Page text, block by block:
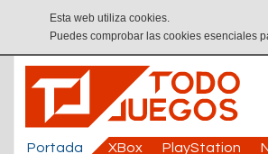
Esta web utiliza cookies.
Puedes comprobar las cookies esenciales
Portada XBox PlayStation